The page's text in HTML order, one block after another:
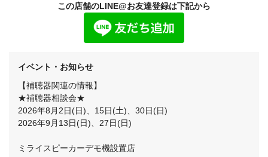
この店舗のLINE@お友達登録は下記から
イベント・お知らせ
【補聴器関連の情報】
★補聴器相談会★
2026年8月2日(日)、15日(土)、30日(日)
2026年9月13日(日)、27日(日)
ミライスピーカーデモ機設置店